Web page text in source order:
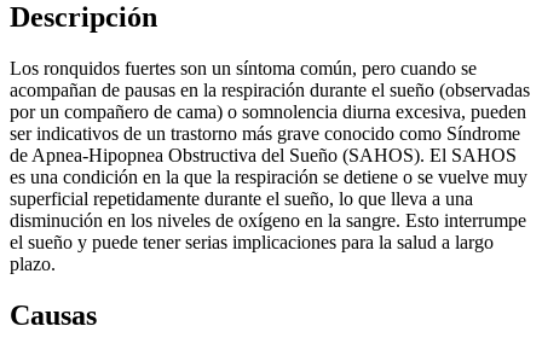
Descripción
Los ronquidos fuertes son un síntoma común, pero cuando se
acompañan de pausas en la respiración durante el sueño (observadas
por un compañero de cama) o somnolencia diurna excesiva, pueden
ser indicativos de un trastorno más grave conocido como Síndrome
de Apnea-Hipopnea Obstructiva del Sueño (SAHOS). El SAHOS
es una condición en la que la respiración se detiene o se vuelve muy
superficial repetidamente durante el sueño, lo que lleva a una
disminución en los niveles de oxígeno en la sangre. Esto interrumpe
el sueño y puede tener serias implicaciones para la salud a largo
plazo.
Causas